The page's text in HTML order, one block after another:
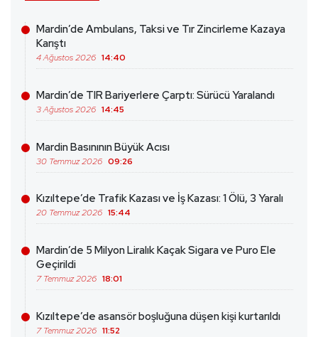
Mardin’de Ambulans, Taksi ve Tır Zincirleme Kazaya
Karıştı
4 Ağustos 2026 14:40
Mardin’de TIR Bariyerlere Çarptı: Sürücü Yaralandı
3 Ağustos 2026 14:45
Mardin Basınının Büyük Acısı
30 Temmuz 2026 09:26
Kızıltepe’de Trafik Kazası ve İş Kazası: 1 Ölü, 3 Yaralı
20 Temmuz 2026 15:44
Mardin’de 5 Milyon Liralık Kaçak Sigara ve Puro Ele
Geçirildi
7 Temmuz 2026 18:01
Kızıltepe’de asansör boşluğuna düşen kişi kurtarıldı
7 Temmuz 2026 11:52